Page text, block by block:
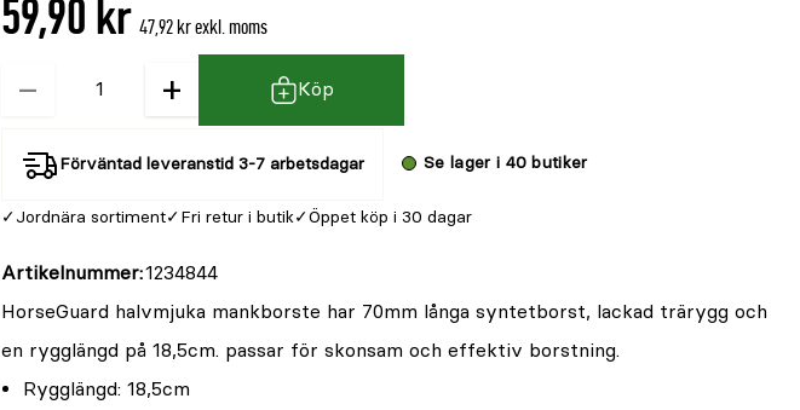
{0}
59,90 kr 47,92 kr exkl. moms
− + Köp
Förväntad leveranstid 3-7 arbetsdagar Se lager i 40 butiker
Jordnära sortiment Fri retur i butik Öppet köp i 30 dagar
Artikelnummer 1234844
HorseGuard halvmjuka mankborste har 70mm långa syntetborst, lackad trärygg och
en rygglängd på 18,5cm. passar för skonsam och effektiv borstning.
Rygglängd: 18,5cm